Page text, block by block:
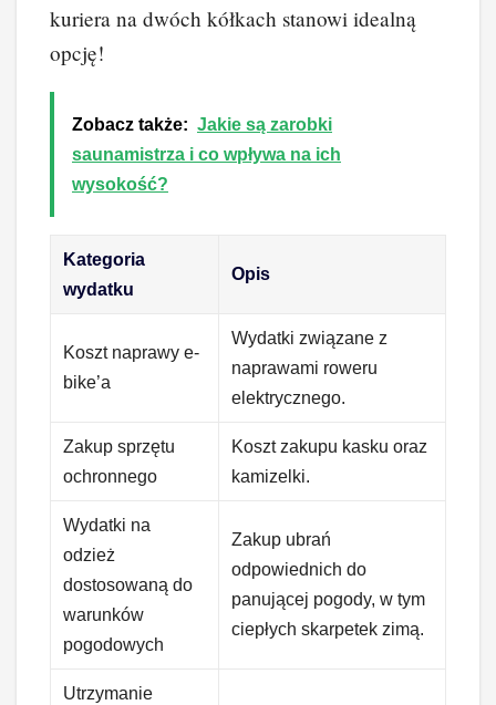
kuriera na dwóch kółkach stanowi idealną
opcję!
Zobacz także: Jakie są zarobki
saunamistrza i co wpływa na ich
wysokość?
Kategoria
wydatku
Opis
Koszt naprawy e-
bike’a
Wydatki związane z
naprawami roweru
elektrycznego.
Zakup sprzętu
ochronnego
Koszt zakupu kasku oraz
kamizelki.
Wydatki na
odzież
dostosowaną do
warunków
pogodowych
Zakup ubrań
odpowiednich do
panującej pogody, w tym
ciepłych skarpetek zimą.
Utrzymanie